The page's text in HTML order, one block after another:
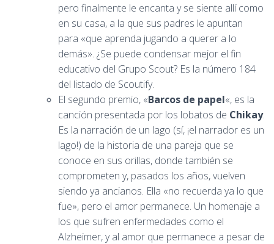
pero finalmente le encanta y se siente allí como
en su casa, a la que sus padres le apuntan
para «que aprenda jugando a querer a lo
demás». ¿Se puede condensar mejor el fin
educativo del Grupo Scout? Es la número 184
del listado de Scoutify.
El segundo premio, «Barcos de papel«, es la
canción presentada por los lobatos de Chikay.
Es la narración de un lago (sí, ¡el narrador es un
lago!) de la historia de una pareja que se
conoce en sus orillas, donde también se
comprometen y, pasados los años, vuelven
siendo ya ancianos. Ella «no recuerda ya lo que
fue», pero el amor permanece. Un homenaje a
los que sufren enfermedades como el
Alzheimer, y al amor que permanece a pesar de